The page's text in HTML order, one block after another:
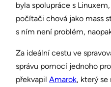
byla spolupráce s
počítači chová jako mass
s ním není problém,
Za ideální cestu ve
správu pomocí jednoho
překvapil Amarok, který